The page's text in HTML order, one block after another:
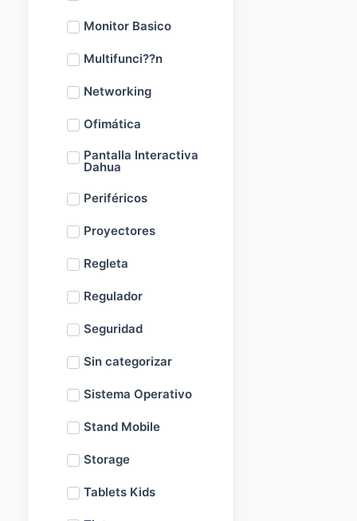
Monitor Basico
Multifunci??n
Networking
Ofimática
Pantalla Interactiva
Dahua
Periféricos
Proyectores
Regleta
Regulador
Seguridad
Sin categorizar
Sistema Operativo
Stand Mobile
Storage
Tablets Kids